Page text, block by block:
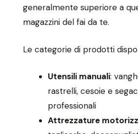
generalmente superiore a
magazzini del fai da te.
Le categorie di prodotti
Utensili manuali:
rastrelli, cesoie e
professionali
Attrezzature